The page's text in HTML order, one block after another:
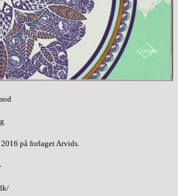
på forlaget Arvids.